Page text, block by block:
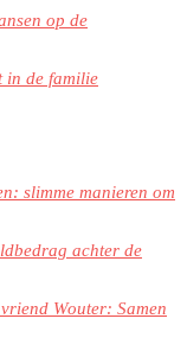
op de
in de familie
slimme manieren om
achter de
Wouter: Samen